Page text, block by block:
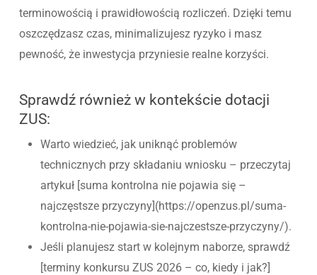
terminowością i prawidłowością rozliczeń. Dzięki temu
oszczędzasz czas, minimalizujesz ryzyko i masz
pewność, że inwestycja przyniesie realne korzyści.
Sprawdź również w kontekście dotacji
ZUS:
Warto wiedzieć, jak uniknąć problemów
technicznych przy składaniu wniosku – przeczytaj
artykuł [suma kontrolna nie pojawia się –
najczęstsze przyczyny](https://openzus.pl/suma-
kontrolna-nie-pojawia-sie-najczestsze-przyczyny/).
Jeśli planujesz start w kolejnym naborze, sprawdź
[terminy konkursu ZUS 2026 – co, kiedy i jak?]